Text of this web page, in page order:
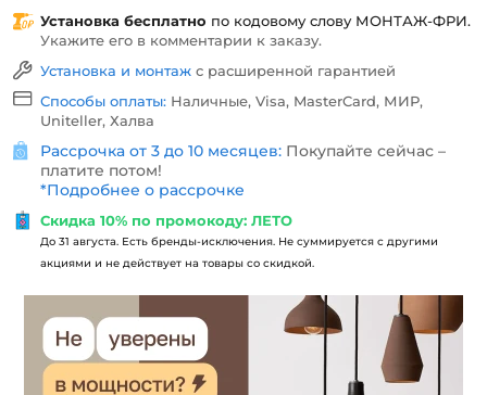
Установка бесплатно по кодовому слову МОНТАЖ-ФРИ.
Укажите его в комментарии к заказу.
Установка и монтаж с расширенной гарантией
Способы оплаты: Наличные, Visa, MasterCard, МИР,
Uniteller, Халва
Рассрочка от 3 до 10 месяцев: Покупайте сейчас –
платите потом!
*Подробнее о рассрочке
Скидка 10% по промокоду: ЛЕТО
До 31 августа. Есть бренды-исключения. Не суммируется с другими
акциями и не действует на товары со скидкой.